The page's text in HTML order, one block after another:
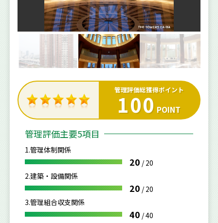
管理評価総獲得ポイント
100 POINT
管理評価主要5項目
1.管理体制関係
20 /20
2.建築・設備関係
20 /20
3.管理組合収支関係
40 /40